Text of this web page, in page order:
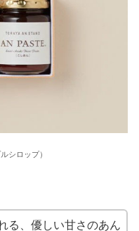
シロップ）
る、優しい甘さのあん